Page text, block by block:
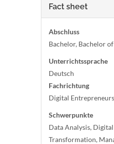
Fact sheet
Abschluss
Bachelor, Bachelor of
Unterrichtssprache
Deutsch
Fachrichtung
Digital
Schwerpunkte
Data Analysis,
Transformation,